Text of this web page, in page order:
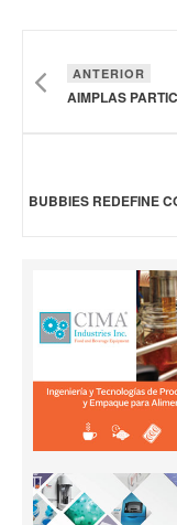
ANTERIOR